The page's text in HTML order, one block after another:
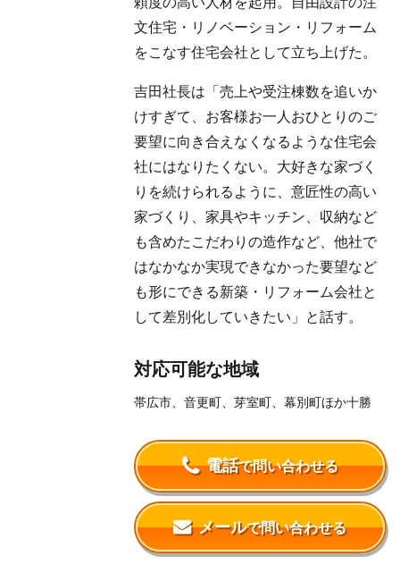
文住宅・リノベーション・リフォーム
をこなす住宅会社として立ち上げた。
吉田社長は「売上や受注棟数を追いか
けすぎて、お客様お一人おひとりのご
要望に向き合えなくなるような住宅会
社にはなりたくない。大好きな家づく
りを続けられるように、意匠性の高い
家づくり、家具やキッチン、収納など
も含めたこだわりの造作など、他社で
はなかなか実現できなかった要望など
も形にできる新築・リフォーム会社と
して差別化していきたい」と話す。
対応可能な地域
帯広市、音更町、芽室町、幕別町ほか十勝
電話で問い合わせる
メールで問い合わせる